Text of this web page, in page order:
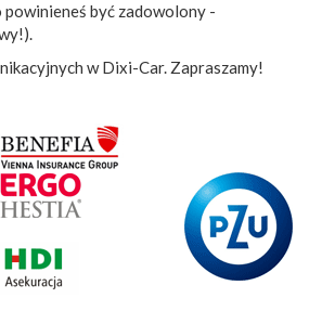
być zadowolony -
w Dixi-Car. Zapraszamy!